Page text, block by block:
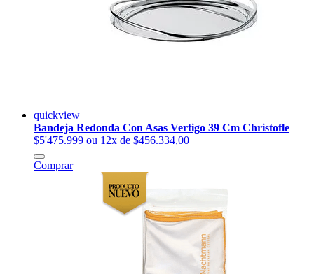
quickview
Bandeja Redonda Con Asas Vertigo 39 Cm Christofle
$5'475.999 ou 12x de $456.334,00
Comprar